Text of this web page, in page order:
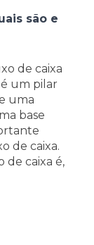
são e
de caixa
um pilar
uma
base
de caixa.
de caixa é,